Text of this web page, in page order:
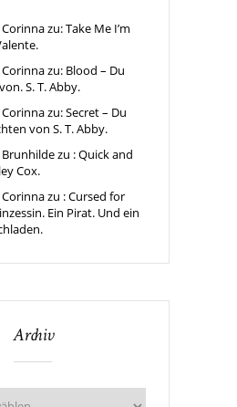
zu: Take Me I’m
zu: Blood – Du
S. T. Abby.
zu: Secret – Du
von S. T. Abby.
zu : Quick and
Cox.
zu : Cursed for
Ein Pirat. Und ein
Archiv